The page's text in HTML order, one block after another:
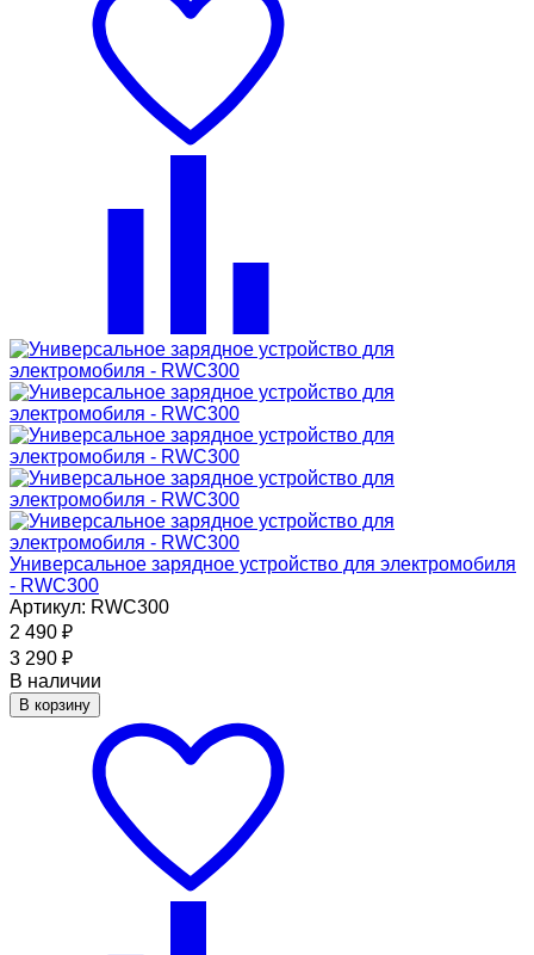
Универсальное зарядное устройство для электромобиля
- RWC300
Артикул: RWC300
2 490 ₽
3 290 ₽
В наличии
В корзину